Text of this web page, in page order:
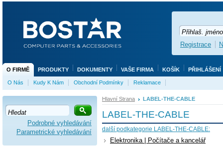
Hlavní Strana LABEL-THE-CABLE
LABEL-THE-CABLE
další podkategorie LABEL-THE-CABLE:
Elektronika | Počítače a kancelář
Podrobné vyhledávání
Parametrické vyhledávání
O FIRMĚ PRODUKTY DOKUMENTY VAŠE FIRMA KOŠÍK PŘIHLÁŠENÍ
O Nás Kudy K Nám Obchodní Podmínky Reklamace
Registrace